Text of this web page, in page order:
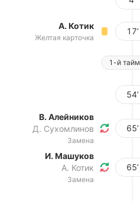
А. Котик
Желтая карточка
17’
1-й тайм
54’
В. Алейников
Д. Сухомлинов
Замена
65’
И. Машуков
А. Котик
Замена
65’